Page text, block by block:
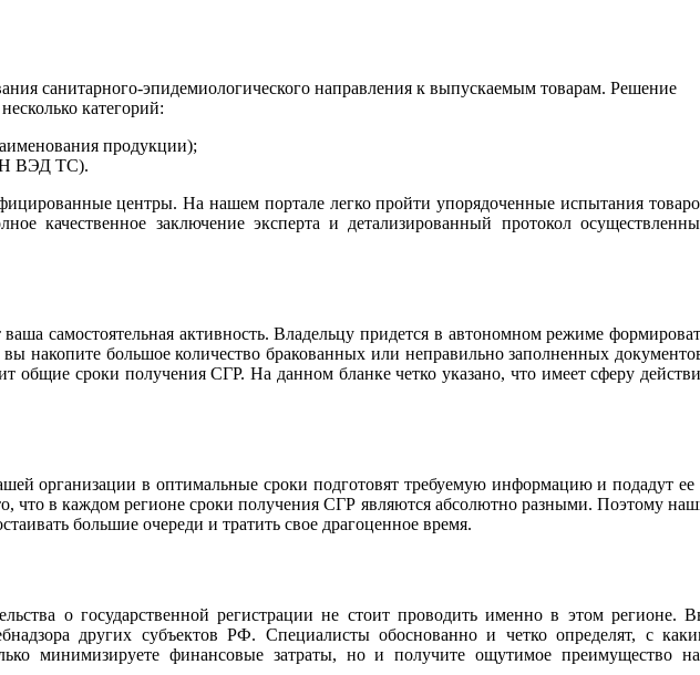
санитарного-эпидемиологического направления к выпускаемым товарам. Решение
категорий:
продукции);
ВЭД ТС).
центры. На нашем портале легко пройти упорядоченные испытания
качественное заключение эксперта и детализированный протокол
самостоятельная активность. Владельцу придется в автономном режиме
накопите большое количество бракованных или неправильно заполненных
общие сроки получения СГР. На данном бланке четко указано, что имеет сферу
организации в оптимальные сроки подготовят требуемую информацию и подадут ее
в каждом регионе сроки получения СГР являются абсолютно разными. Поэтому
большие очереди и тратить свое драгоценное время.
о государственной регистрации не стоит проводить именно в этом регионе.
других субъектов РФ. Специалисты обоснованно и четко определят, с
минимизируете финансовые затраты, но и получите ощутимое преимущество